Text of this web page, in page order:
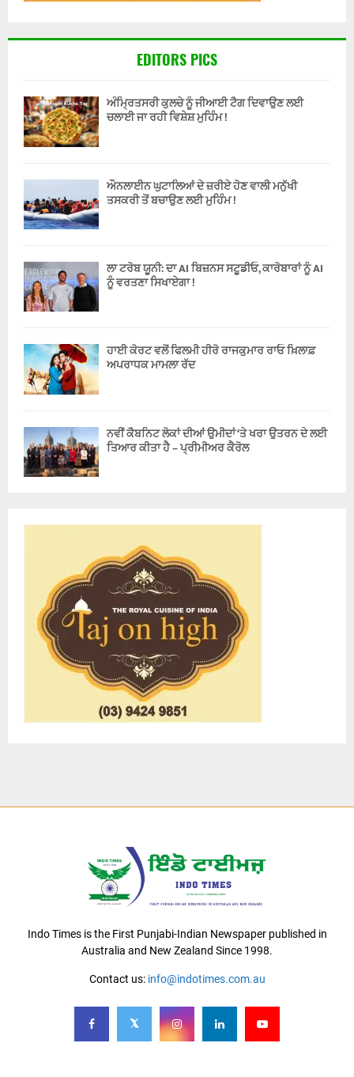
EDITORS PICS
ਅੰਮ੍ਰਿਤਸਰੀ ਕੁਲਚੇ ਨੂੰ ਜੀਆਈ ਟੈਗ ਦਿਵਾਉਣ ਲਈ
ਚਲਾਈ ਜਾ ਰਹੀ ਵਿਸ਼ੇਸ਼ ਮੁਹਿੰਮ !
ਔਨਲਾਈਨ ਘੁਟਾਲਿਆਂ ਦੇ ਜ਼ਰੀਏ ਹੋਣ ਵਾਲੀ ਮਨੁੱਖੀ
ਤਸਕਰੀ ਤੋਂ ਬਚਾਉਣ ਲਈ ਮੁਹਿੰਮ !
ਲਾ ਟਰੋਬ ਯੂਨੀ: ਦਾ AI ਬਿਜ਼ਨਸ ਸਟੂਡੀਓ, ਕਾਰੋਬਾਰਾਂ ਨੂੰ AI
ਨੂੰ ਵਰਤਣਾ ਸਿਖਾਏਗਾ !
ਹਾਈ ਕੋਰਟ ਵਲੋਂ ਫਿਲਮੀ ਹੀਰੋ ਰਾਜਕੁਮਾਰ ਰਾਓ ਖ਼ਿਲਾਫ਼
ਅਪਰਾਧਕ ਮਾਮਲਾ ਰੱਦ
ਨਵੀਂ ਕੈਬਨਿਟ ਲੋਕਾਂ ਦੀਆਂ ਉਮੀਦਾਂ ‘ਤੇ ਖਰਾ ਉਤਰਨ ਦੇ ਲਈ
ਤਿਆਰ ਕੀਤਾ ਹੈ – ਪ੍ਰੀਮੀਅਰ ਕੈਰੋਲ
Indo Times is the First Punjabi-Indian Newspaper published in
Australia and New Zealand Since 1998.
Contact us: info@indotimes.com.au